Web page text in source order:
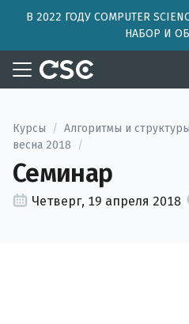
В 2022 ГОДУ COMPUTER
НАБОР И
Курсы / Алгоритмы и
весна 2018
/
Семинар
Четверг, 19 апреля 2018